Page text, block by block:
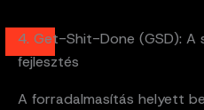
4. Get-Shit-Done (GSD): A
fejlesztés
A forradalmasítás helyett